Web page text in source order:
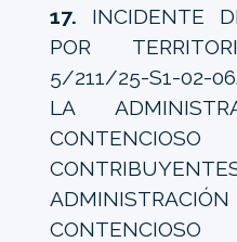
17. INCIDENTE
POR
5/211/25-S1-02-
LA